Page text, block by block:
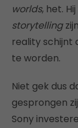
worlds, het.
storytelling
reality schijnt
te worden.
Niet gek dus
gesprongen
Sony